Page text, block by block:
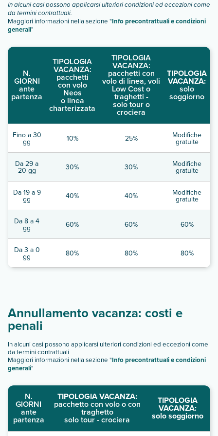
descrizione".
In alcuni casi possono applicarsi ulteriori condizioni ed eccezioni come
da termini contrattuali.
Maggiori informazioni nella sezione "Info precontrattuali e condizioni
generali"
N.
GIORNI
ante
partenza
TIPOLOGIA
VACANZA:
pacchetti
con volo
Neos
o linea
charterizzata
TIPOLOGIA
VACANZA:
pacchetti con
volo di linea, voli
Low Cost o
traghetti -
solo tour o
crociera
TIPOLOGIA
VACANZA:
solo
soggiorno
Fino a 30
gg 10% 25% Modifiche
gratuite
Da 29 a
20 gg 30% 30% Modifiche
gratuite
Da 19 a 9
gg 40% 40% Modifiche
gratuite
Da 8 a 4
gg 60% 60% 60%
Da 3 a 0
gg 80% 80% 80%
Annullamento vacanza: costi e
penali
In alcuni casi possono applicarsi ulteriori condizioni ed eccezioni come
da termini contrattuali
Maggiori informazioni nella sezione "Info precontrattuali e condizioni
generali"
N.
GIORNI
ante
partenza
TIPOLOGIA VACANZA:
pacchetto con volo o con
traghetto
solo tour - crociera
TIPOLOGIA
VACANZA:
solo soggiorno